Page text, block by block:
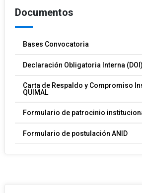
Documentos
Bases Convocatoria
Declaración Obligatoria Interna (DOI)
Carta de Respaldo y Compromiso
QUIMAL
Formulario de patrocinio
Formulario de postulación ANID